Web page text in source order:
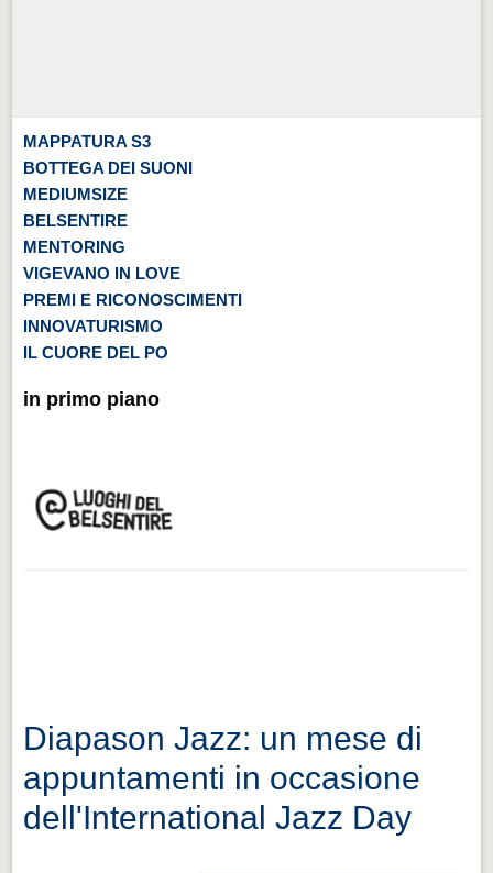
MAPPATURA S3
BOTTEGA DEI SUONI
MEDIUMSIZE
BELSENTIRE
MENTORING
VIGEVANO IN LOVE
PREMI E RICONOSCIMENTI
INNOVATURISMO
IL CUORE DEL PO
in primo piano
Diapason Jazz: un mese di
appuntamenti in occasione
dell'International Jazz Day